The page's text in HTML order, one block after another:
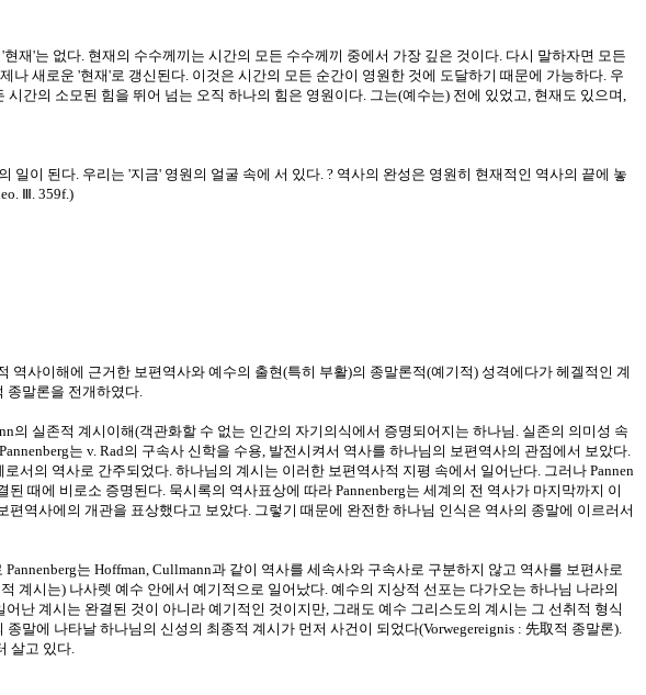
재'는 없다. 현재의 수수께끼는 시간의 모든 수수께끼 중에서 가장 깊은 것이다. 다시 말하자면 모든
새로운 '현재'로 갱신된다. 이것은 시간의 모든 순간이 영원한 것에 도달하기 때문에 가능하다. 우
간의 소모된 힘을 뛰어 넘는 오직 하나의 힘은 영원이다. 그는(예수는) 전에 있었고, 현재도 있으며,
이 된다. 우리는 '지금' 영원의 얼굴 속에 서 있다. ? 역사의 완성은 영원히 현재적인 역사의 끝에 놓
Ⅲ. 359f.)
역사이해에 근거한 보편역사와 예수의 출현(특히 부활)의 종말론적(예기적) 성격에다가 헤겔적인 계
종말론을 전개하였다.
의 실존적 계시이해(객관화할 수 없는 인간의 자기의식에서 증명되어지는 하나님. 실존의 의미성 속
는 v. Rad의 구속사 신학을 수용, 발전시켜서 역사를 하나님의 보편역사의 관점에서 보았다.
의 역사로 간주되었다. 하나님의 계시는 이러한 보편역사적 지평 속에서 일어난다. 그러나 Pannen
때에 비로소 증명된다. 묵시록의 역사표상에 따라 Pannenberg는 세계의 전 역사가 마지막까지 이
역사에의 개관을 표상했다고 보았다. 그렇기 때문에 완전한 하나님 인식은 역사의 종말에 이르러서
는 Hoffman, Cullmann과 같이 역사를 세속사와 구속사로 구분하지 않고 역사를 보편사로
계시는) 나사렛 예수 안에서 예기적으로 일어났다. 예수의 지상적 선포는 다가오는 하나님 나라의
난 계시는 완결된 것이 아니라 예기적인 것이지만, 그래도 예수 그리스도의 계시는 그 선취적 형식
말에 나타날 하나님의 신성의 최종적 계시가 먼저 사건이 되었다(Vorwegereignis : 先取적 종말론).
살고 있다.